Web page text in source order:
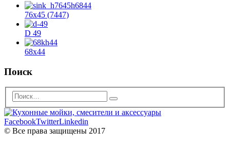
76х45 (7447)
D 49
68x44
Поиск
FacebookTwitterLinkedin
© Все права защищены 2017